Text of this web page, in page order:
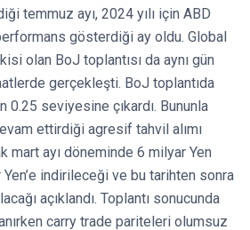
temmuz ayı, 2024 yılı için ABD
gösterdiği ay oldu. Global
olan BoJ toplantısı da aynı gün
gerçekleşti. BoJ toplantıda
0.25 seviyesine çıkardı. Bununla
ettirdiği agresif tahvil alımı
mart ayı döneminde 6 milyar Yen
indirileceği ve bu tarihten sonra
açıklandı. Toplantı sonucunda
carry trade pariteleri olumsuz